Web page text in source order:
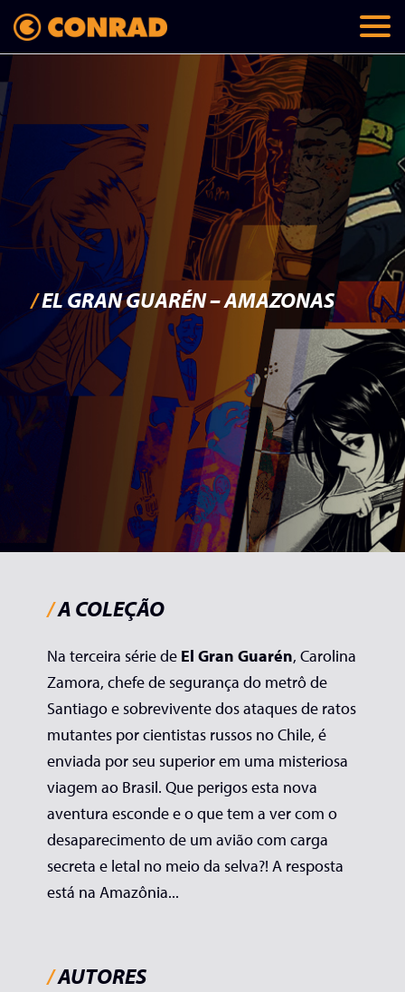
/EL GRAN GUARÉN – AMAZONAS
/A COLEÇÃO
Na terceira série de El Gran Guarén, Carolina
Zamora, chefe de segurança do metrô de
Santiago e sobrevivente dos ataques de ratos
mutantes por cientistas russos no Chile, é
enviada por seu superior em uma misteriosa
viagem ao Brasil. Que perigos esta nova
aventura esconde e o que tem a ver com o
desaparecimento de um avião com carga
secreta e letal no meio da selva?! A resposta
está na Amazônia...
/AUTORES